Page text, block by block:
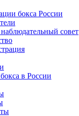
бокса России
совет
в России